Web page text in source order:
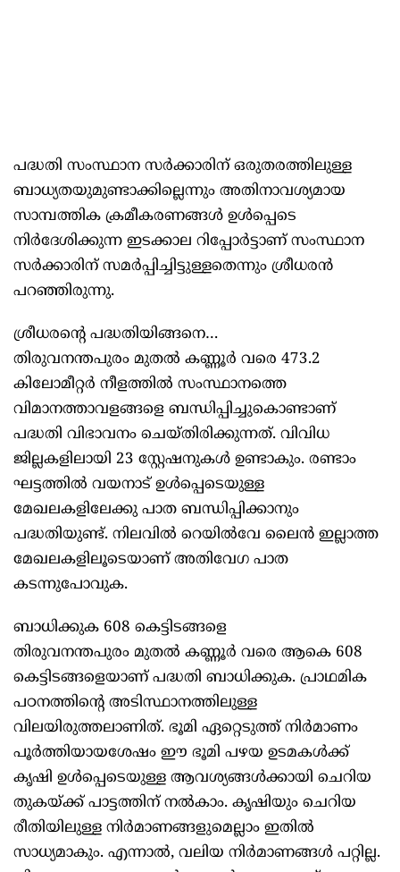
പദ്ധതി സംസ്ഥാന സർക്കാരിന് ഒരുതരത്തിലുള്ള
ബാധ്യതയുമുണ്ടാക്കില്ലെന്നും അതിനാവശ്യമായ
സാമ്പത്തിക ക്രമീകരണങ്ങൾ ഉൾപ്പെടെ
നിർദേശിക്കുന്ന ഇടക്കാല റിപ്പോർട്ടാണ് സംസ്ഥാന
സർക്കാരിന് സമർപ്പിച്ചിട്ടുള്ളതെന്നും ശ്രീധരൻ
പറഞ്ഞിരുന്നു.
ശ്രീധരന്റെ പദ്ധതിയിങ്ങനെ…
തിരുവനന്തപുരം മുതൽ കണ്ണൂർ വരെ 473.2
കിലോമീറ്റർ നീളത്തിൽ സംസ്ഥാനത്തെ
വിമാനത്താവളങ്ങളെ ബന്ധിപ്പിച്ചുകൊണ്ടാണ്
പദ്ധതി വിഭാവനം ചെയ്തിരിക്കുന്നത്. വിവിധ
ജില്ലകളിലായി 23 സ്റ്റേഷനുകൾ ഉണ്ടാകും. രണ്ടാം
ഘട്ടത്തിൽ വയനാട് ഉൾപ്പെടെയുള്ള
മേഖലകളിലേക്കു പാത ബന്ധിപ്പിക്കാനും
പദ്ധതിയുണ്ട്. നിലവിൽ റെയിൽവേ ലൈൻ ഇല്ലാത്ത
മേഖലകളിലൂടെയാണ് അതിവേഗ പാത
കടന്നുപോവുക.
ബാധിക്കുക 608 കെട്ടിടങ്ങളെ
തിരുവനന്തപുരം മുതൽ കണ്ണൂർ വരെ ആകെ 608
കെട്ടിടങ്ങളെയാണ് പദ്ധതി ബാധിക്കുക. പ്രാഥമിക
പഠനത്തിന്റെ അടിസ്ഥാനത്തിലുള്ള
വിലയിരുത്തലാണിത്. ഭൂമി ഏറ്റെടുത്ത് നിർമാണം
പൂർത്തിയായശേഷം ഈ ഭൂമി പഴയ ഉടമകൾക്ക്
കൃഷി ഉൾപ്പെടെയുള്ള ആവശ്യങ്ങൾക്കായി ചെറിയ
തുകയ്ക്ക് പാട്ടത്തിന് നൽകാം. കൃഷിയും ചെറിയ
രീതിയിലുള്ള നിർമാണങ്ങളുമെല്ലാം ഇതിൽ
സാധ്യമാകും. എന്നാൽ, വലിയ നിർമാണങ്ങൾ പറ്റില്ല.